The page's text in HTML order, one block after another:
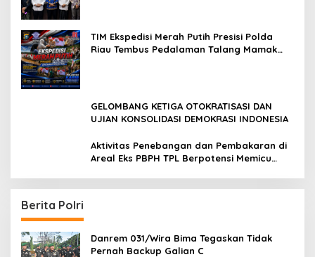
TIM Ekspedisi Merah Putih Presisi Polda
Riau Tembus Pedalaman Talang Mamak
GELOMBANG KETIGA OTOKRATISASI DAN
UJIAN KONSOLIDASI DEMOKRASI INDONESIA
Aktivitas Penebangan dan Pembakaran di
Areal Eks PBPH TPL Berpotensi Memicu
Berita Polri
Danrem 031/Wira Bima Tegaskan Tidak
Pernah Backup Galian C